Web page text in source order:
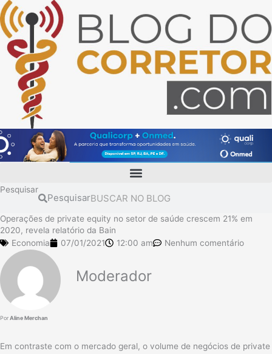
Ir
para
o
conteúdo
Pesquisar
Pesquisar
Operações de private equity no setor de saúde crescem 21% em
2020, revela relatório da Bain
Economia
07/01/2021 12:00 am Nenhum comentário
Moderador
PorAline Merchan
Em contraste com o mercado geral, o volume de negócios de private